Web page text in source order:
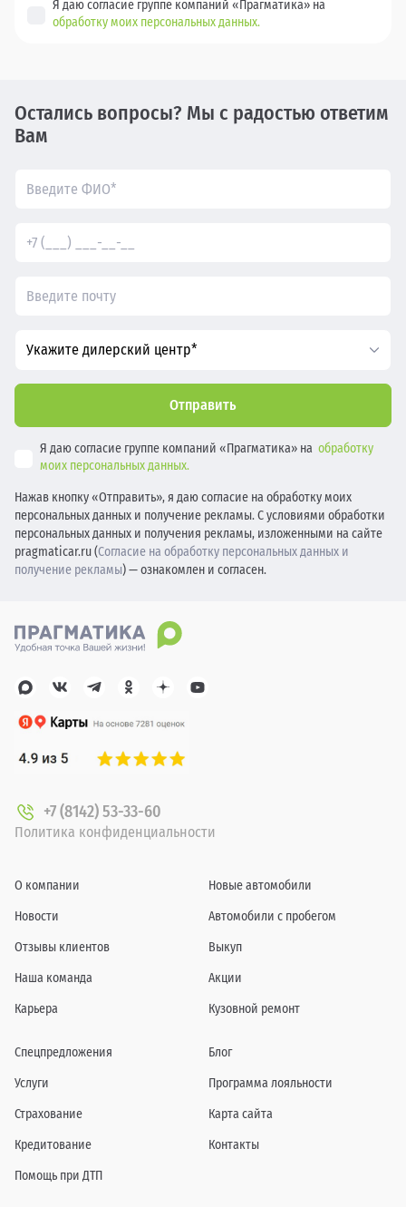
Я даю согласие группе компаний «Прагматика» на
обработку моих персональных данных.
Остались вопросы? Мы с радостью ответим
Вам
Укажите дилерский центр*
Отправить
Я даю согласие группе компаний «Прагматика» на обработку
моих персональных данных.
Нажав кнопку «Отправить», я даю согласие на обработку моих
персональных данных и получение рекламы. С условиями обработки
персональных данных и получения рекламы, изложенными на сайте
pragmaticar.ru (Согласие на обработку персональных данных и
получение рекламы) — ознакомлен и согласен.
+7 (8142) 53-33-60
Политика конфиденциальности
О компании
Новости
Отзывы клиентов
Наша команда
Карьера
Новые автомобили
Автомобили с пробегом
Выкуп
Акции
Кузовной ремонт
Спецпредложения
Услуги
Страхование
Кредитование
Помощь при ДТП
Блог
Программа лояльности
Карта сайта
Контакты